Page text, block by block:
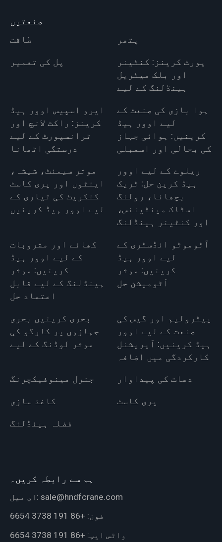
صنعتیں
طاقت
پتھر
پل کی تعمیر
پورٹ کرینز: کنٹینر
اور بلک میٹریل
ہینڈلنگ کے لیے
ایرو اسپیس اوور ہیڈ
کرینز: راکٹ لانچ اور
ٹرانسپورٹ کے لیے
درستگی اٹھانا
ہوا بازی کی صنعت کے
لیے اوور ہیڈ
کرینیں: ہوائی جہاز
کی بحالی اور اسمبلی
موثر سیمنٹ، شیشہ،
اینٹوں اور پری کاسٹ
کنکریٹ کی تیاری کے
لیے اوور ہیڈ کرینیں
ریلوے کے لیے اوور
ہیڈ کرین حل: ٹریک
بچھانا، رولنگ
اسٹاک مینٹیننس،
اور کنٹینر ہینڈلنگ
کھانے اور مشروبات
کے لیے اوور ہیڈ
کرینیں: موثر
ہینڈلنگ کے لیے قابل
اعتماد حل
آٹوموٹو انڈسٹری کے
لیے اوور ہیڈ
کرینیں: موثر
آٹومیشن حل
بحری کرینیں بحری
جہازوں پر کارگو کی
موثر لوڈنگ کے لیے
پیٹرولیم اور گیس کی
صنعت کے لیے اوور
ہیڈ کرینیں: آپریشنل
کارکردگی میں اضافہ
جنرل مینوفیکچرنگ
دھات کی پیداوار
کاغذ سازی
پری کاسٹ
فضلہ ہینڈلنگ
ہم سے رابطہ کریں۔
ای میل: sale@hndfcrane.com
فون: +86 191 3738 6654
واٹس ایپ: +86 191 3738 6654